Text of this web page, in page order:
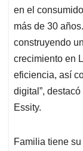
en el
más de 30
construyendo
crecimiento en
eficiencia, así
digital”,
Essity.
Familia tiene